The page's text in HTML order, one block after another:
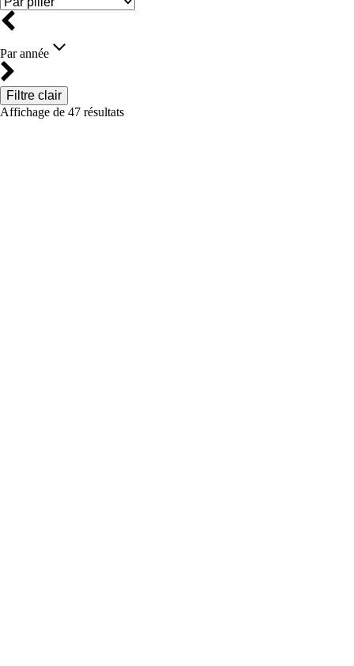
Par année
Filtre clair
Affichage de 47 résultats